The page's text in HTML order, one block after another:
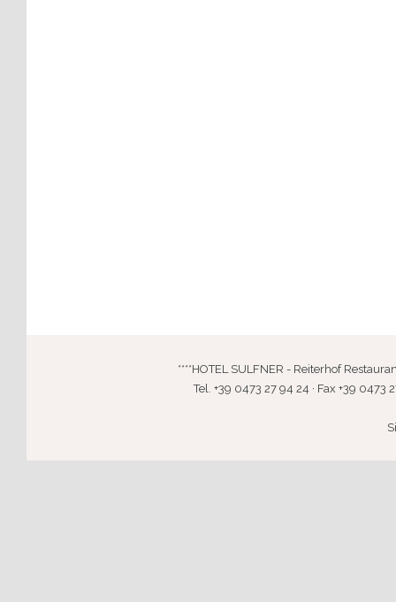
****HOTEL SULFNER - Reiterhof
Tel. +39 0473 27 94 24 · Fax +39 0473